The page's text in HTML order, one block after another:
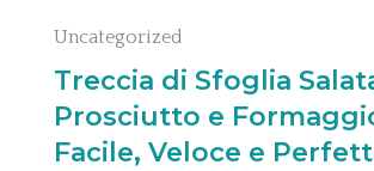
Uncategorized
Treccia di Sfoglia
Prosciutto e
Facile, Veloce e